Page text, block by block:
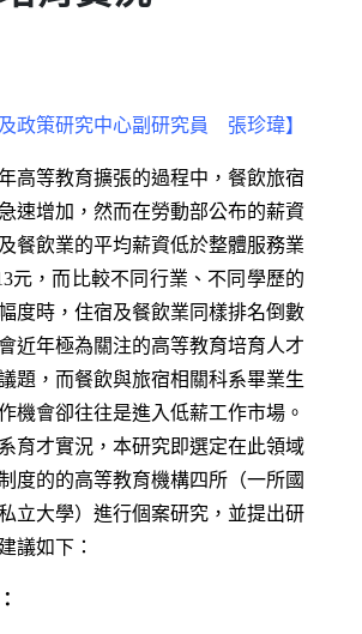
及政策研究中心副研究員 張珍瑋】
高等教育擴張的過程中，餐飲旅宿
速增加，然而在勞動部公布的薪資
餐飲業的平均薪資低於整體服務業
元，而比較不同行業、不同學歷的
度時，住宿及餐飲業同樣排名倒數
近年極為關注的高等教育培育人才
題，而餐飲與旅宿相關科系畢業生
機會卻往往是進入低薪工作市場。
育才實況，本研究即選定在此領域
度的的高等教育機構四所（一所國
立大學）進行個案研究，並提出研
議如下：